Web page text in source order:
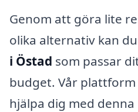
Genom att göra lite
olika alternativ kan
i Östad som passar
budget. Vår
hjälpa dig med